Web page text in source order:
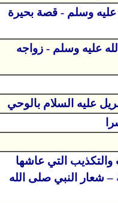
وسلم - قصة بحيرة
عليه وسلم - زواجه
عليه السلام بالوحي
والتكذيب التي عاشها
شعار النبي صلى الله